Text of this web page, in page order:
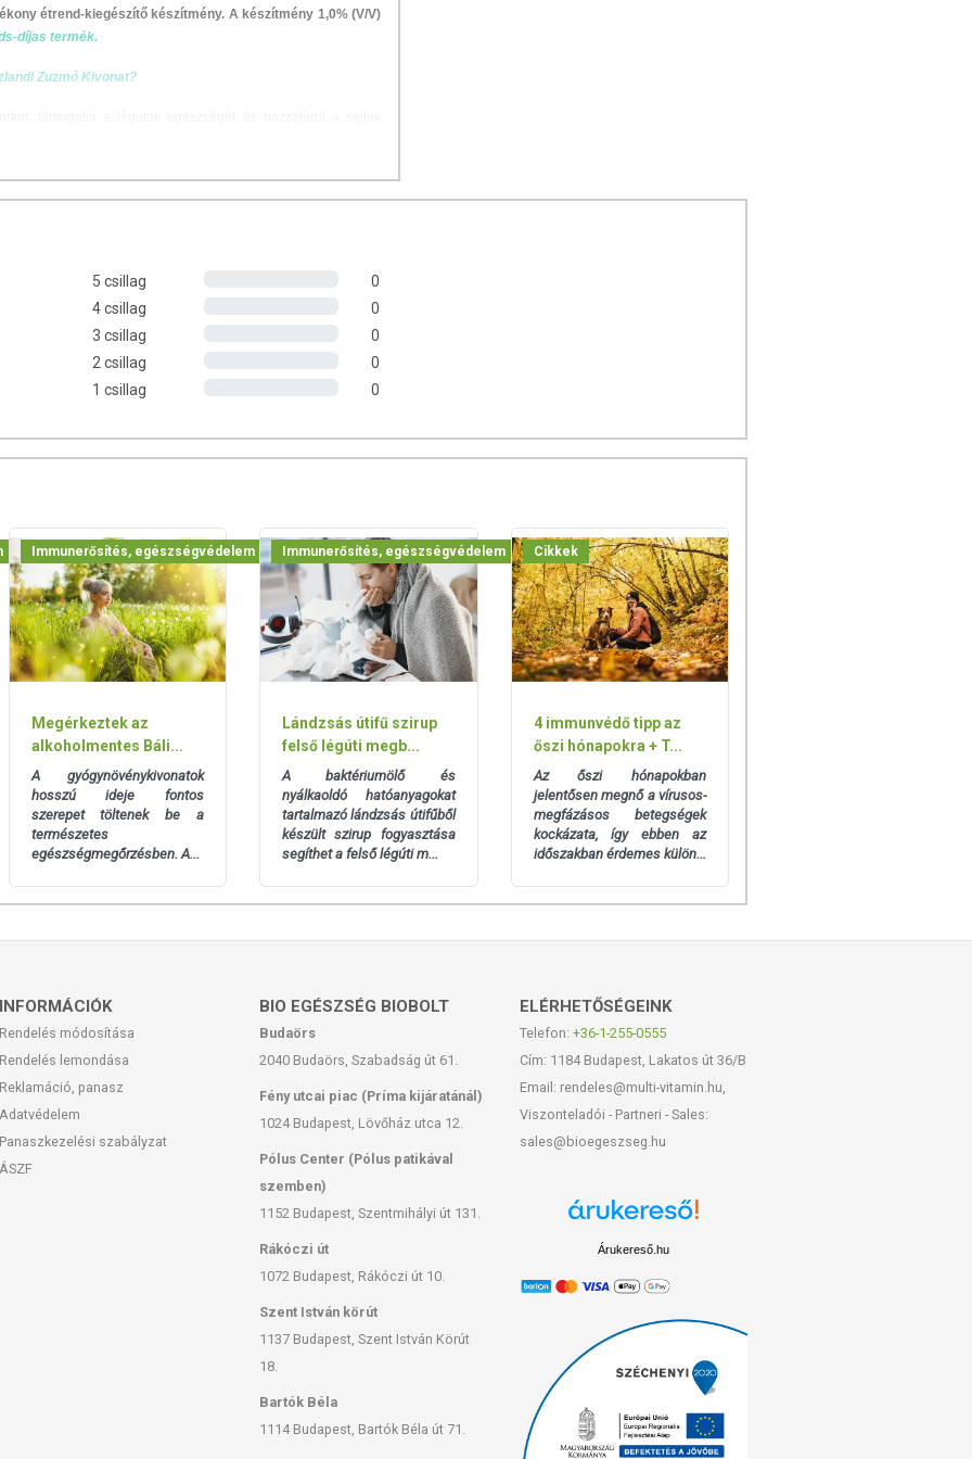
étrend-kiegészítő készítmény. A készítmény 1,0% (V/V)
díjas termék.
Zuzmó Kivonat?
Kivonatot?
(Cetraria islandica - EU), színezék (karamell), édesítőszerek
x 15 ml):
(3 x 5 ml):Izlandi zuzmó vizes-alkoholos kivonata: 0,8 g.
hónap végéig (hónap, év). Felbontás után lehetőség szerint
száraz helyen.
szolgálják, és koncentrált formában tartalmaznak
élettani hatással rendelkezhetnek, amely egyénenként
reklámozásuk során nem engedélyezett a készítményeknek
tulajdonítani.
5 csillag
0
4 csillag
0
3 csillag
0
2 csillag
0
1 csillag
0
Immunerősítés, egészségvédelem
Megérkeztek az
alkoholmentes Báli...
A gyógynövénykivonatok
hosszú ideje fontos
szerepet töltenek be a
természetes
egészségmegőrzésben. A...
Immunerősítés, egészségvédelem
Lándzsás útifű szirup
felső légúti megb...
A baktériumölő és
nyálkaoldó hatóanyagokat
tartalmazó lándzsás útifűből
készült szirup fogyasztása
segíthet a felső légúti m...
Cikkek
4 immunvédő tipp az
őszi hónapokra + T...
Az őszi hónapokban
jelentősen megnő a vírusos-
megfázásos betegségek
kockázata, így ebben az
időszakban érdemes külön...
INFORMÁCIÓK
Rendelés módosítása
Rendelés lemondása
Reklamáció, panasz
Adatvédelem
Panaszkezelési szabályzat
ÁSZF
BIO EGÉSZSÉG BIOBOLT
Budaörs
2040 Budaörs, Szabadság út 61.
Fény utcai piac (Príma kijáratánál)
1024 Budapest, Lövőház utca 12.
Pólus Center (Pólus patikával
szemben)
1152 Budapest, Szentmihályi út 131.
Rákóczi út
1072 Budapest, Rákóczi út 10.
Szent István körút
1137 Budapest, Szent István Körút
18.
Bartók Béla
1114 Budapest, Bartók Béla út 71.
ELÉRHETŐSÉGEINK
Telefon: +36-1-255-0555
Cím: 1184 Budapest, Lakatos út 36/B
Email: rendeles@multi-vitamin.hu,
Viszonteladói - Partneri - Sales:
sales@bioegeszseg.hu
Árukereső.hu